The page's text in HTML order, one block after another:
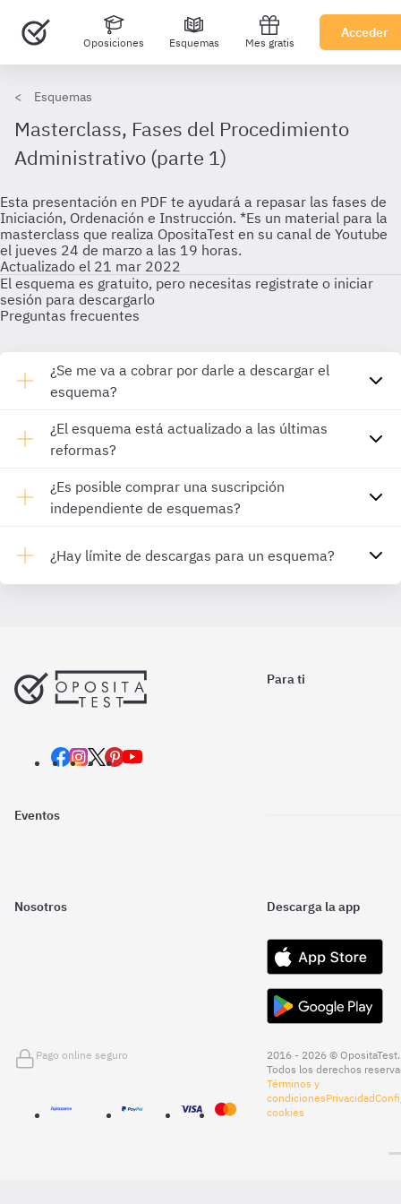
Oposiciones Esquemas Mes gratis
Acceder
Esquemas
Masterclass, Fases del Procedimiento
Administrativo (parte 1)
Esta presentación en PDF te ayudará a repasar las fases de
Iniciación, Ordenación e Instrucción. *Es un material para la
masterclass que realiza OpositaTest en su canal de Youtube
el jueves 24 de marzo a las 19 horas.
Actualizado el 21 mar 2022
El esquema es gratuito, pero necesitas registrate o iniciar
sesión para descargarlo
Preguntas frecuentes
¿Se me va a cobrar por darle a descargar el
esquema?
¿El esquema está actualizado a las últimas
reformas?
¿Es posible comprar una suscripción
independiente de esquemas?
¿Hay límite de descargas para un esquema?
Para ti
Eventos
Nosotros Descarga la app
Pago online seguro
2016 - 2026 © OpositaTest.
Todos los derechos
Términos y
condicionesPrivacidad
cookies